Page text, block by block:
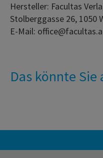
Hersteller: Facultas
Stolberggasse 26, 1050
E-Mail:
Das könnte